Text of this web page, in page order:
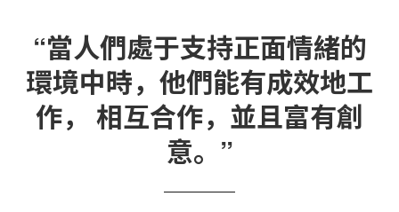
“當人們處于支持正面情緒的
環境中時，他們能有成效地工
作， 相互合作，並且富有創
意。”